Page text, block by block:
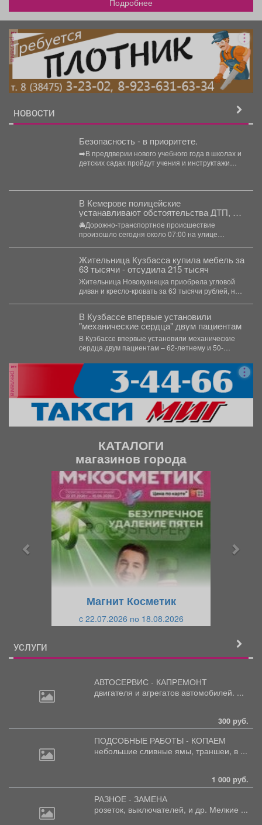
Подробнее
реклама
НОВОСТИ
Безопасность - в приоритете.
➡️В преддверии нового учебного года в школах и
детских садах пройдут учения и инструктажи
В Кемерове полицейские
устанавливают обстоятельства ДТП, в
котором погиб несовершеннолетний
водитель кроссового мотоцикла
🚔Дорожно-транспортное происшествие
произошло сегодня около 07:00 на улице
Жительница Кузбасса купила мебель за
63 тысячи - отсудила 215 тысяч
Жительница Новокузнецка приобрела угловой
диван и кресло-кровать за 63 тысячи рублей, но
В Кузбассе впервые установили
"механические сердца" двум пациентам
В Кузбассе впервые установили механические
сердца двум пациентам – 62-летнему и 50-
реклама
КАТАЛОГИ
магазинов города
Магнит Косметик
c 22.07.2026 по 18.08.2026
УСЛУГИ
АВТОСЕРВИС - КАПРЕМОНТ
двигателя и агрегатов автомобилей. ...
300 руб.
ПОДСОБНЫЕ РАБОТЫ - КОПАЕМ
небольшие сливные ямы, траншеи, в ...
1 000 руб.
РАЗНОЕ - ЗАМЕНА
розеток, выключателей, и др. Мелкие ...